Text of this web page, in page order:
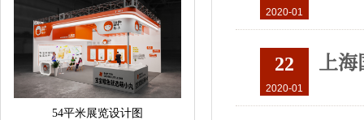
2020-01
22
2020-01
上
54平米展览设计图